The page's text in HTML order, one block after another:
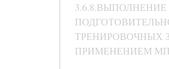
3.6.8.ВЫПОЛНЕНИЕ
ТРЕНИРОВОЧНЫХ
ПРИМЕНЕНИЕМ